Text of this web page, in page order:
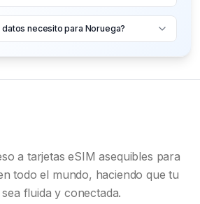
datos necesito para Noruega?
a tarjetas eSIM asequibles para
todo el mundo, haciendo que tu
fluida y conectada.